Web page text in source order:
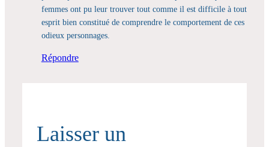
femmes ont pu leur trouver tout comme il est difficile à tout
esprit bien constitué de comprendre le comportement de ces
odieux personnages.
Répondre
Laisser un